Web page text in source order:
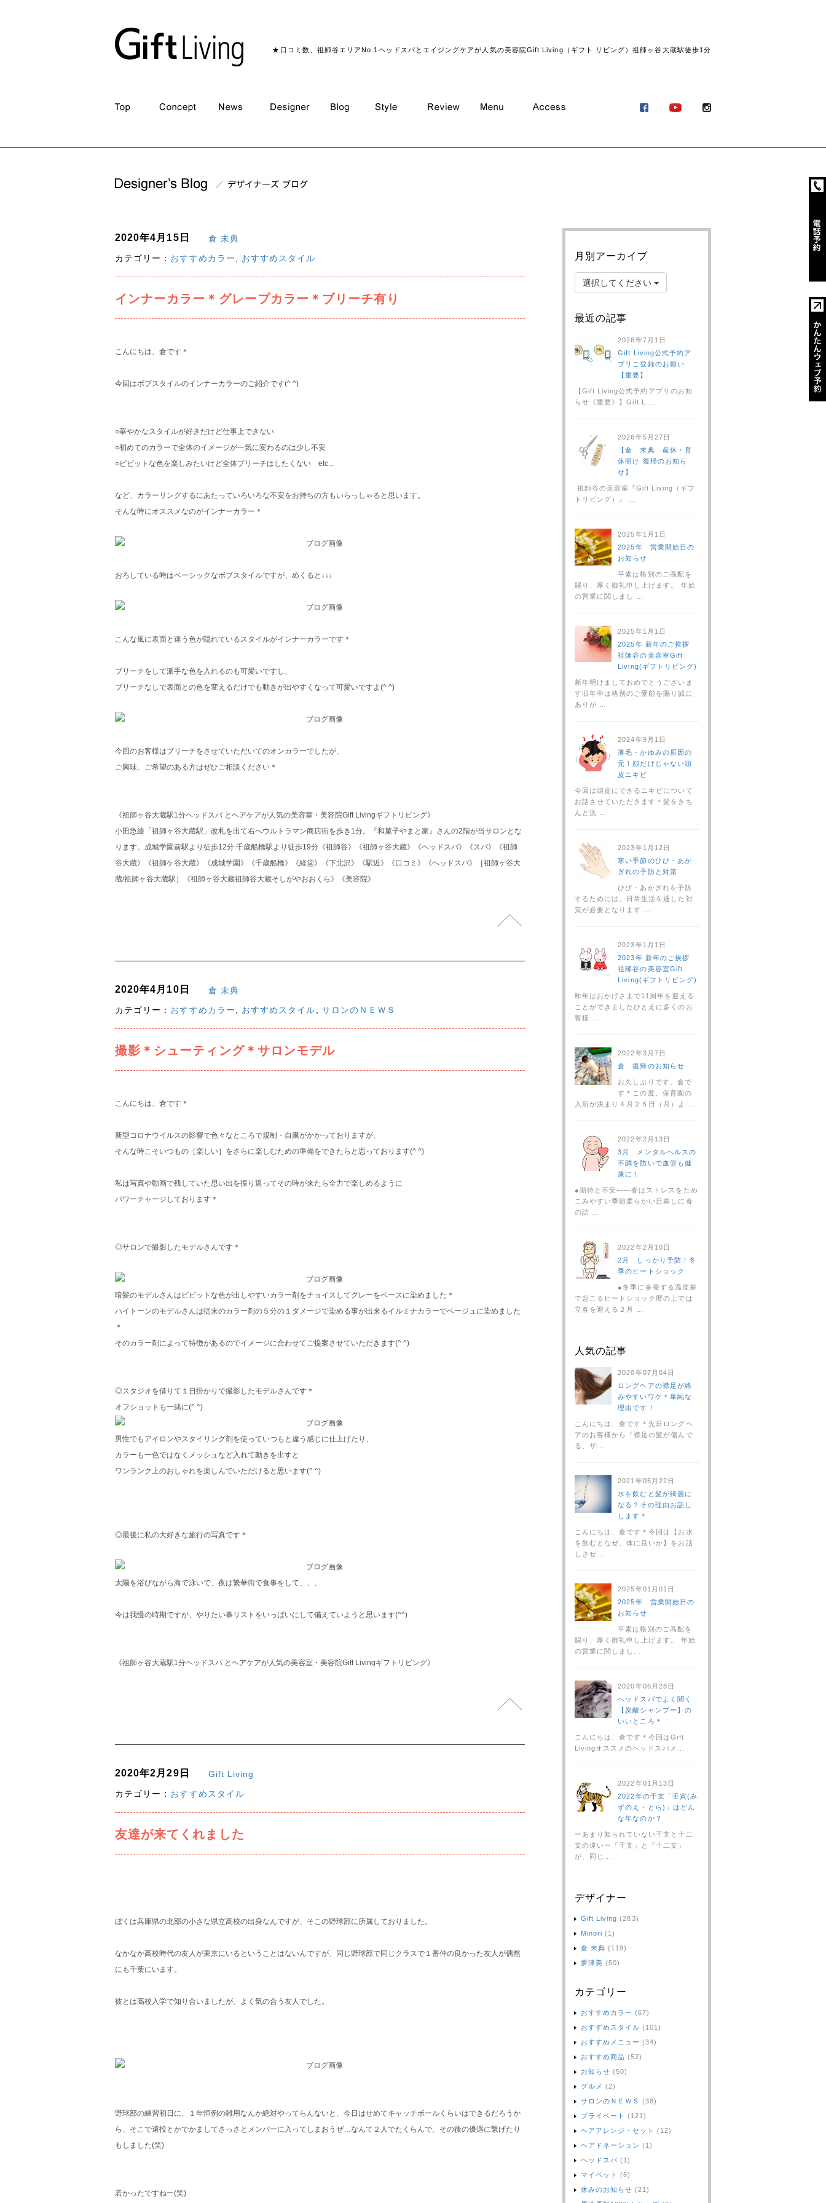
★口コミ数、祖師谷エリアNo.1ヘッドスパとエイジングケアが人気の美容院Gift Living（ギフト リビング）祖師ヶ谷大蔵駅徒歩1分
2020年4月15日
倉 未典
カテゴリー： おすすめカラー おすすめスタイル
インナーカラー＊グレープカラー＊ブリーチ有り
こんにちは、倉です＊
今回はボブスタイルのインナーカラーのご紹介です(^ ^)
○華やかなスタイルが好きだけど仕事上できない
○初めてのカラーで全体のイメージが一気に変わるのは少し不安
○ビビットな色を楽しみたいけど全体ブリーチはしたくない etc...
など、カラーリングするにあたっていろいろな不安をお持ちの方もいらっしゃると思います。
そんな時にオススメなのがインナーカラー＊
おろしている時はベーシックなボブスタイルですが、めくると↓↓↓
こんな風に表面と違う色が隠れているスタイルがインナーカラーです＊
ブリーチをして派手な色を入れるのも可愛いですし、
ブリーチなしで表面との色を変えるだけでも動きが出やすくなって可愛いですよ(^ ^)
今回のお客様はブリーチをさせていただいてのオンカラーでしたが、
ご興味、ご希望のある方はぜひご相談ください＊
《祖師ヶ谷大蔵駅1分ヘッドスパ とヘアケアが人気の美容室・美容院Gift Livingギフトリビング》
小田急線「祖師ヶ谷大蔵駅」改札を出て右へウルトラマン商店街を歩き1分。『和菓子やまと家』さんの2階が当サロンとな
ります。成城学園前駅より徒歩12分 千歳船橋駅より徒歩19分《祖師谷》《祖師ヶ谷大蔵》《ヘッドスパ》《スパ》《祖師
谷大蔵》《祖師ケ谷大蔵》《成城学園》《千歳船橋》《経堂》《下北沢》《駅近》《口コミ》《ヘッドスパ》［祖師ヶ谷大
蔵/祖師ヶ谷大蔵駅］《祖師ヶ谷大蔵祖師谷大蔵そしがやおおくら》《美容院》
2020年4月10日
倉 未典
カテゴリー： おすすめカラー おすすめスタイル サロンのＮＥＷＳ
撮影＊シューティング＊サロンモデル
こんにちは、倉です＊
新型コロナウイルスの影響で色々なところで規制・自粛がかかっておりますが、
そんな時こそいつもの［楽しい］をさらに楽しむための準備をできたらと思っております(^ ^)
私は写真や動画で残していた思い出を振り返ってその時が来たら全力で楽しめるように
パワーチャージしております＊
◎サロンで撮影したモデルさんです＊
暗髪のモデルさんはビビットな色が出しやすいカラー剤をチョイスしてグレーをベースに染めました＊
ハイトーンのモデルさんは従来のカラー剤の５分の１ダメージで染める事が出来るイルミナカラーでベージュに染めました
＊
そのカラー剤によって特徴があるのでイメージに合わせてご提案させていただきます(^ ^)
◎スタジオを借りて１日掛かりで撮影したモデルさんです＊
オフショットも一緒に(^ ^)
男性でもアイロンやスタイリング剤を使っていつもと違う感じに仕上げたり、
カラーも一色ではなくメッシュなど入れて動きを出すと
ワンランク上のおしゃれを楽しんでいただけると思います(^ ^)
◎最後に私の大好きな旅行の写真です＊
太陽を浴びながら海で泳いで、夜は繁華街で食事をして、、、
今は我慢の時期ですが、やりたい事リストをいっぱいにして備えていようと思います(^^)
《祖師ヶ谷大蔵駅1分ヘッドスパ とヘアケアが人気の美容室・美容院Gift Livingギフトリビング》
2020年2月29日
Gift Living
カテゴリー： おすすめスタイル
友達が来てくれました
ぼくは兵庫県の北部の小さな県立高校の出身なんですが、そこの野球部に所属しておりました。
なかなか高校時代の友人が東京にいるということはないんですが、同じ野球部で同じクラスで１番仲の良かった友人が偶然
にも千葉にいます。
彼とは高校入学で知り合いましたが、よく気の合う友人でした。
野球部の練習初日に、１年恒例の雑用なんか絶対やってらんないと、今日はせめてキャッチボールくらいはできるだろうか
ら、そこで遠投とかでかましてさっさとメンバーに入ってしまおうぜ…なんて２人でたくらんで、その後の優遇に繋げたり
もしました(笑)
若かったですねー(笑)
月別アーカイブ
選択してください
最近の記事
2026年7月1日
Gift Living公式予約ア
プリご登録のお願い
【重要】
【Gift Living公式予約アプリのお知
らせ《重要》】Gift L …
2026年5月27日
【倉 未典 産休・育
休明け 復帰のお知ら
せ】
祖師谷の美容室『Gift Living（ギフ
トリビング）』 …
2025年1月1日
2025年 営業開始日の
お知らせ
平素は格別のご高配を
賜り、厚く御礼申し上げます。 年始
の営業に関しまし …
2025年1月1日
2025年 新年のご挨拶
祖師谷の美容室Gift
Living(ギフトリビング)
新年明けましておめでとうございま
す旧年中は格別のご愛顧を賜り誠に
ありが …
2024年9月1日
薄毛・かゆみの原因の
元！顔だけじゃない頭
皮ニキビ
今回は頭皮にできるニキビについて
お話させていただきます＊髪をきち
んと洗 …
2023年1月12日
寒い季節のひび・あか
ぎれの予防と対策
ひび・あかぎれを予防
するためには、日常生活を通した対
策が必要となります …
2023年1月1日
2023年 新年のご挨拶
祖師谷の美容室Gift
Living(ギフトリビング)
昨年はおかげさまで11周年を迎える
ことができましたひとえに多くのお
客様 …
2022年3月7日
倉 復帰のお知らせ
お久しぶりです、倉で
す＊この度、保育園の
入所が決まり４月２５日（月）よ …
2022年2月13日
3月 メンタルヘルスの
不調を防いで血管も健
康に！
●期待と不安――春はストレスをため
こみやすい季節柔らかい日差しに春
の訪 …
2022年2月10日
2月 しっかり予防！冬
季のヒートショック
●冬季に多発する温度差
で起こるヒートショック暦の上では
立春を迎える２月 …
人気の記事
2020年07月04日
ロングヘアの襟足が絡
みやすいワケ＊単純な
理由です！
こんにちは、倉です＊先日ロングヘ
アのお客様から『襟足の髪が傷んで
る、ザ...
2021年05月22日
水を飲むと髪が綺麗に
なる？その理由お話し
します＊
こんにちは、倉です＊今回は【お水
を飲むとなぜ、体に良いか】をお話
しさせ...
2025年01月01日
2025年 営業開始日の
お知らせ
平素は格別のご高配を
賜り、厚く御礼申し上げます。 年始
の営業に関しまし...
2020年06月28日
ヘッドスパでよく聞く
【炭酸シャンプー】の
いいところ＊
こんにちは、倉です＊今回はGift
Livingオススメのヘッドスパメ...
2022年01月13日
2022年の干支「壬寅(み
ずのえ・とら)」はどん
な年なのか？
ーあまり知られていない干支と十二
支の違いー「干支」と「十二支」
が、同じ...
デザイナー
Gift Living (283)
Minori (1)
倉 未典 (119)
夢津美 (50)
カテゴリー
おすすめカラー (67)
おすすめスタイル (101)
おすすめメニュー (34)
おすすめ商品 (52)
お知らせ (50)
グルメ (2)
サロンのＮＥＷＳ (38)
プライベート (121)
ヘアアレンジ・セット (12)
ヘアドネーション (1)
ヘッドスパ (1)
マイペット (6)
休みのお知らせ (21)